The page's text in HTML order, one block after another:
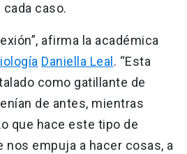
caso.
afirma la académica
Daniella Leal . “Esta
como gatillante de
de antes, mientras
que hace este tipo de
nos empuja a hacer cosas, a